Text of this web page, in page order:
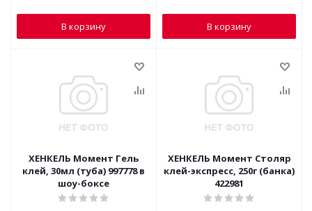
В корзину В корзину
ХЕНКЕЛЬ Момент Гель
клей, 30мл (туба) 997778 в
шоу-боксе
ХЕНКЕЛЬ Момент Столяр
клей-экспресс, 250г (банка)
422981